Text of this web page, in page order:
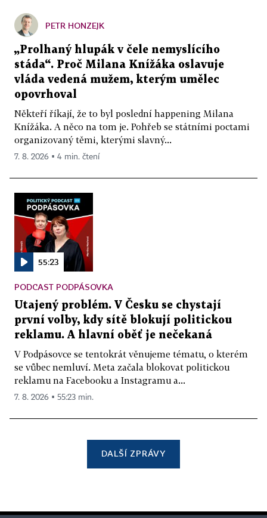
PETR HONZEJK
„Prolhaný hlupák v čele nemyslícího
stáda“. Proč Milana Knížáka oslavuje
vláda vedená mužem, kterým umělec
opovrhoval
Někteří říkají, že to byl poslední happening Milana
Knížáka. A něco na tom je. Pohřeb se státními poctami
organizovaný těmi, kterými slavný...
7. 8. 2026 ▪ 4 min. čtení
55:23
PODCAST PODPÁSOVKA
Utajený problém. V Česku se chystají
první volby, kdy sítě blokují politickou
reklamu. A hlavní oběť je nečekaná
V Podpásovce se tentokrát věnujeme tématu, o kterém
se vůbec nemluví. Meta začala blokovat politickou
reklamu na Facebooku a Instagramu a...
7. 8. 2026 ▪ 55:23 min.
DALŠÍ ZPRÁVY